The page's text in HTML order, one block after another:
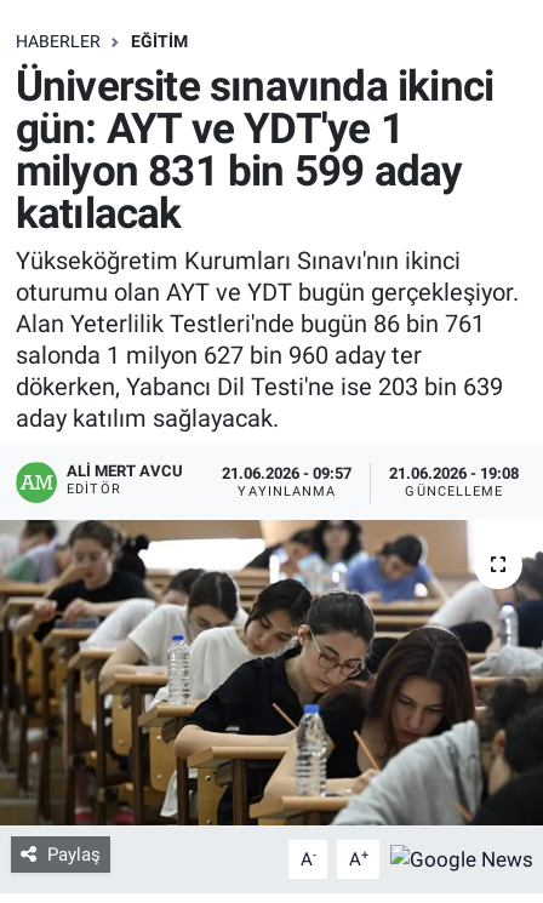
HABERLER EĞITIM
Üniversite sınavında ikinci
gün: AYT ve YDT'ye 1
milyon 831 bin 599 aday
katılacak
Yükseköğretim Kurumları Sınavı'nın ikinci
oturumu olan AYT ve YDT bugün gerçekleşiyor.
Alan Yeterlilik Testleri'nde bugün 86 bin 761
salonda 1 milyon 627 bin 960 aday ter
dökerken, Yabancı Dil Testi'ne ise 203 bin 639
aday katılım sağlayacak.
ALI MERT AVCU
EDITÖR
21.06.2026 - 09:57
YAYINLANMA
21.06.2026 - 19:08
GÜNCELLEME
Paylaş A- A+
SAĞLIK
EKONOMİ
EĞİTİM
ÖZEL HABER
Keşfet
ASTROLOJİ
MANŞET
RESMİ İLANLAR
İLAN
Bize ulaşın
İletişim/Künye
Yaşam
Gözden Kaçmasın
İletişim (Künye)